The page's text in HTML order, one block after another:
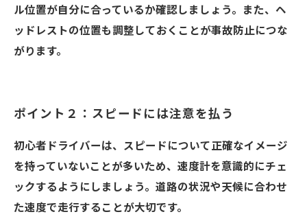
ル位置が自分に合っているか確認しましょう。また、ヘ
ッドレストの位置も調整しておくことが事故防止につな
がります。
ポイント２：スピードには注意を払う
初心者ドライバーは、スピードについて正確なイメージ
を持っていないことが多いため、速度計を意識的にチェ
ックするようにしましょう。道路の状況や天候に合わせ
た速度で走行することが大切です。